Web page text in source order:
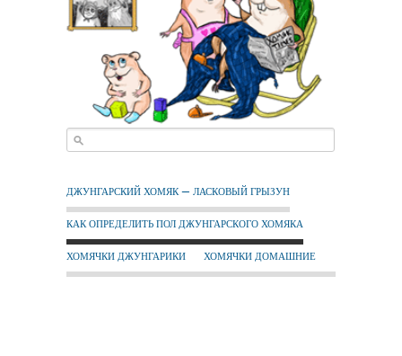
ДЖУНГАРСКИЙ ХОМЯК — ЛАСКОВЫЙ ГРЫЗУН
КАК ОПРЕДЕЛИТЬ ПОЛ ДЖУНГАРСКОГО ХОМЯКА
ХОМЯЧКИ ДЖУНГАРИКИ ХОМЯЧКИ ДОМАШНИЕ